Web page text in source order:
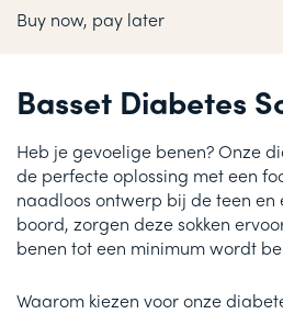
Buy now, pay later
Basset Diabetes
Heb je gevoelige benen? Onze
de perfecte oplossing met een
naadloos ontwerp bij de teen en
boord, zorgen deze sokken
benen tot een minimum wordt
Waarom kiezen voor onze